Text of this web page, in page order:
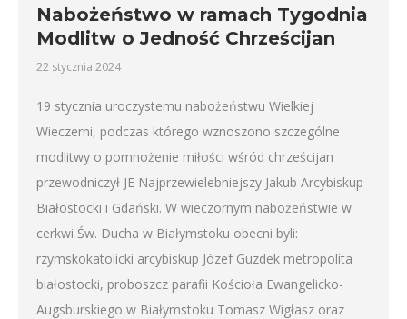
Nabożeństwo w ramach Tygodnia
Modlitw o Jedność Chrześcijan
22 stycznia 2024
19 stycznia uroczystemu nabożeństwu Wielkiej
Wieczerni, podczas którego wznoszono szczególne
modlitwy o pomnożenie miłości wśród chrześcijan
przewodniczył JE Najprzewielebniejszy Jakub Arcybiskup
Białostocki i Gdański. W wieczornym nabożeństwie w
cerkwi Św. Ducha w Białymstoku obecni byli:
rzymskokatolicki arcybiskup Józef Guzdek metropolita
białostocki, proboszcz parafii Kościoła Ewangelicko-
Augsburskiego w Białymstoku Tomasz Wigłasz oraz